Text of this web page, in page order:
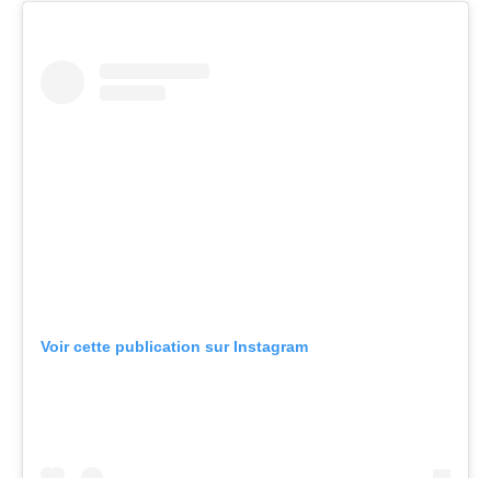
Voir cette publication sur Instagram